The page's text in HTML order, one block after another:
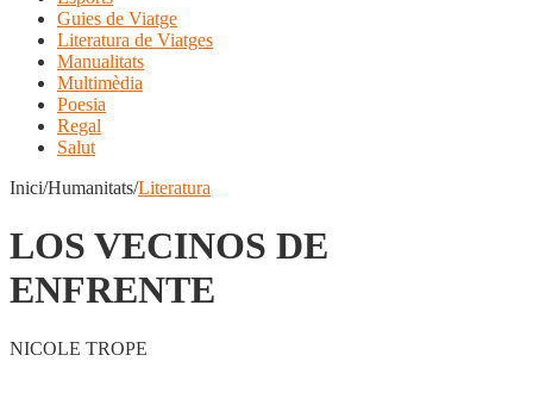
Guies de Viatge
Literatura de Viatges
Manualitats
Multimèdia
Poesia
Regal
Salut
Inici/Humanitats/Literatura
LOS VECINOS DE
ENFRENTE
NICOLE TROPE